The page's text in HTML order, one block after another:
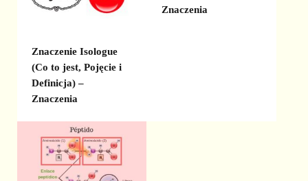
Znaczenie Isologue
(Co to jest, Pojęcie i
Definicja) –
Znaczenia
Znaczenia